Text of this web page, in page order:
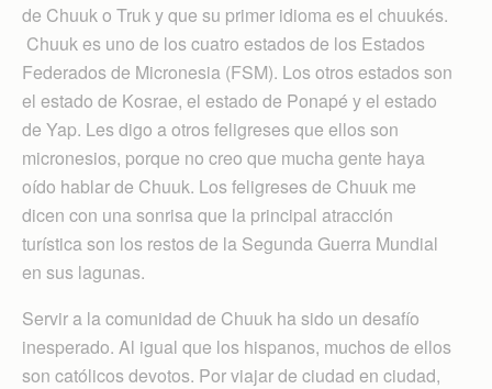
de Chuuk o Truk y que su primer idioma es el chuukés.
Chuuk es uno de los cuatro estados de los Estados
Federados de Micronesia (FSM). Los otros estados son
el estado de Kosrae, el estado de Ponapé y el estado
de Yap. Les digo a otros feligreses que ellos son
micronesios, porque no creo que mucha gente haya
oído hablar de Chuuk. Los feligreses de Chuuk me
dicen con una sonrisa que la principal atracción
turística son los restos de la Segunda Guerra Mundial
en sus lagunas.
Servir a la comunidad de Chuuk ha sido un desafío
inesperado. Al igual que los hispanos, muchos de ellos
son católicos devotos. Por viajar de ciudad en ciudad,